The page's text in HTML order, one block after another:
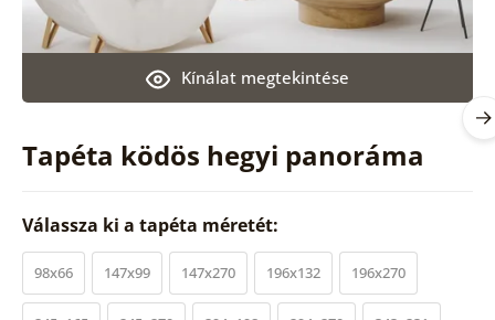
Tapéta ködös hegyi panoráma
Kínálat megtekintése
Válassza ki a tapéta méretét:
98x66 147x99 147x270 196x132 196x270